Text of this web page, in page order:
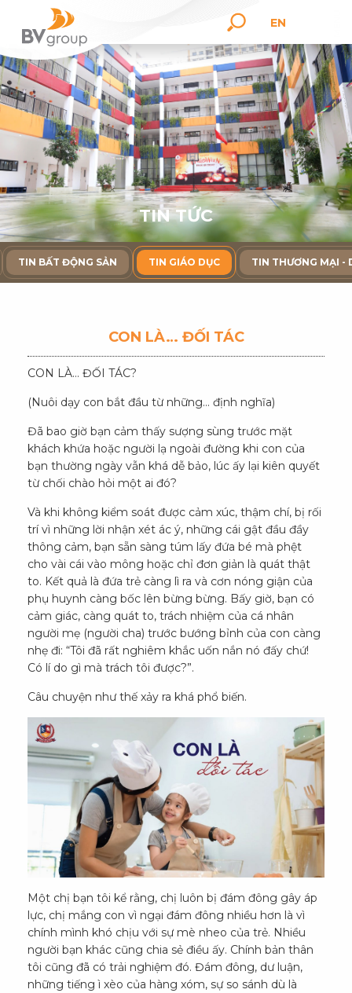
EN
TIN TỨC
TIN BẤT ĐỘNG SẢN TIN GIÁO DỤC TIN THƯƠNG MẠI -
CON LÀ… ĐỐI TÁC
CON LÀ… ĐỐI TÁC?
(Nuôi dạy con bắt đầu từ những… định nghĩa)
Đã bao giờ bạn cảm thấy sượng sùng trước mặt
khách khứa hoặc người lạ ngoài đường khi con của
bạn thường ngày vẫn khá dễ bảo, lúc ấy lại kiên quyết
từ chối chào hỏi một ai đó?
Và khi không kiểm soát được cảm xúc, thậm chí, bị rối
trí vì những lời nhận xét ác ý, những cái gật đầu đầy
thông cảm, bạn sẵn sàng túm lấy đứa bé mà phệt
cho vài cái vào mông hoặc chỉ đơn giản là quát thật
to. Kết quả là đứa trẻ càng lì ra và cơn nóng giận của
phụ huynh càng bốc lên bừng bừng. Bấy giờ, bạn có
cảm giác, càng quát to, trách nhiệm của cá nhân
người mẹ (người cha) trước bướng bỉnh của con càng
nhẹ đi: “Tôi đã rất nghiêm khắc uốn nắn nó đấy chứ!
Có lí do gì mà trách tôi được?”.
Câu chuyện như thế xảy ra khá phổ biến.
Một chị bạn tôi kể rằng, chị luôn bị đám đông gây áp
lực, chị mắng con vì ngại đám đông nhiều hơn là vì
chính mình khó chịu với sự mè nheo của trẻ. Nhiều
người bạn khác cũng chia sẻ điều ấy. Chính bản thân
tôi cũng đã có trải nghiệm đó. Đám đông, dư luận,
những tiếng ì xèo của hàng xóm, sự so sánh dù là